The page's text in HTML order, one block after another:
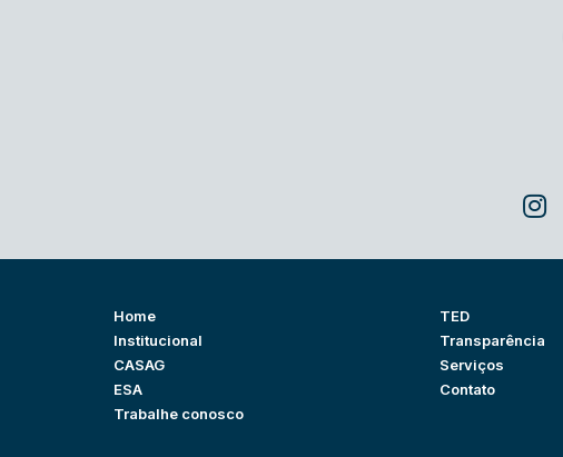
Home
Institucional
CASAG
ESA
Trabalhe conosco
TED
Transparência
Serviços
Contato